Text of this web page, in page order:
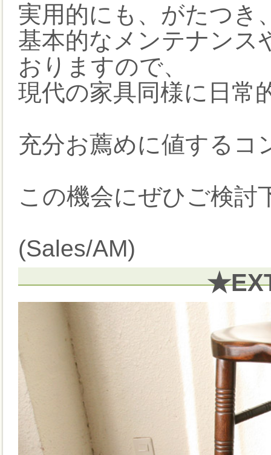
実用的にも、がたつき
基本的なメンテナンス
おりますので、
現代の家具同様に日常
充分お薦めに値するコ
この機会にぜひご検討
(Sales/AM)